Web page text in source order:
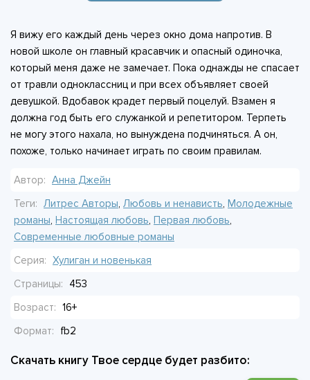
Я вижу его каждый день через окно дома напротив. В
новой школе он главный красавчик и опасный одиночка,
который меня даже не замечает. Пока однажды не спасает
от травли одноклассниц и при всех объявляет своей
девушкой. Вдобавок крадет первый поцелуй. Взамен я
должна год быть его служанкой и репетитором. Терпеть
не могу этого нахала, но вынуждена подчиняться. А он,
похоже, только начинает играть по своим правилам.
Автор: Анна Джейн
Теги: Литрес Авторы, Любовь и ненависть, Молодежные
романы, Настоящая любовь, Первая любовь,
Современные любовные романы
Серия: Хулиган и новенькая
Страницы:
453
Возраст: 16+
Формат:
fb2
Скачать книгу Твое сердце будет разбито: